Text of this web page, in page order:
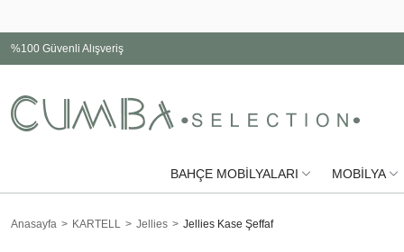
%100 Güvenli Alışveriş
BAHÇE MOBİLYALARI MOBİLYA
Anasayfa KARTELL Jellies Jellies Kase Şeffaf